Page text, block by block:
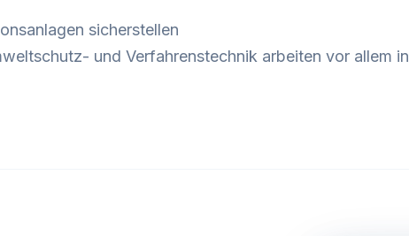
sicherstellen
und Verfahrenstechnik arbeiten vor allem